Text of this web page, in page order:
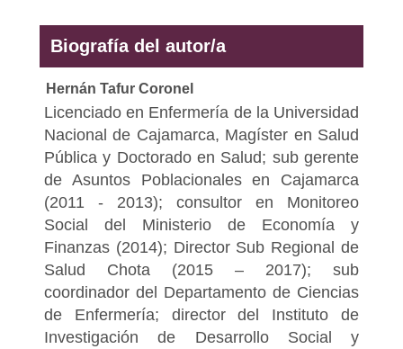
Biografía del autor/a
Hernán Tafur Coronel
Licenciado en Enfermería de la Universidad
Nacional de Cajamarca, Magíster en Salud
Pública y Doctorado en Salud; sub gerente
de Asuntos Poblacionales en Cajamarca
(2011 - 2013); consultor en Monitoreo
Social del Ministerio de Economía y
Finanzas (2014); Director Sub Regional de
Salud Chota (2015 – 2017); sub
coordinador del Departamento de Ciencias
de Enfermería; director del Instituto de
Investigación de Desarrollo Social y